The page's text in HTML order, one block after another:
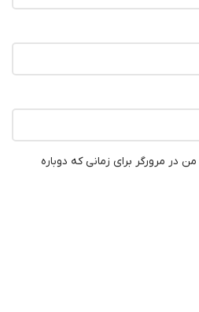
در مرورگر برای زمانی که دوباره